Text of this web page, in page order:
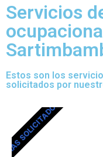
Servicios
Estos son los
solicitados por
MÁS SOLICITADOS